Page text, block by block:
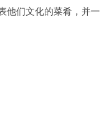
他们文化的菜肴，并一